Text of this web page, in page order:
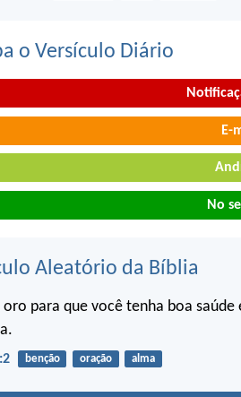
o Versículo Diário
E-
No
Aleatório da Bíblia
oro para que você tenha boa
benção oração alma